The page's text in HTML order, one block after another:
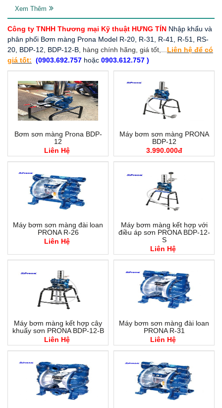
Xem Thêm
Công ty TNHH Thương mại Kỹ thuật HƯNG TÍN Nhập khẩu và
phân phối Bơm màng Prona Model R-20, R-31, R-41, R-51, RS-
20, BDP-12, BDP-12-B , hàng chính hãng, giá tốt,... Liên hệ để có
giá tốt: (0903.692.757 hoặc 0903.612.757 )
Bơm sơn màng Prona BDP-
12
Liên Hệ
Máy bơm sơn màng PRONA
BDP-12
3.990.000đ
Máy bơm sơn màng đài loan
PRONA R-26
Liên Hệ
Máy bơm màng kết hợp với
điều áp sơn PRONA BDP-12-
S
Liên Hệ
Máy bơm màng kết hợp cây
khuấy sơn PRONA BDP-12-B
Liên Hệ
Máy bơm sơn màng đài loan
PRONA R-31
Liên Hệ